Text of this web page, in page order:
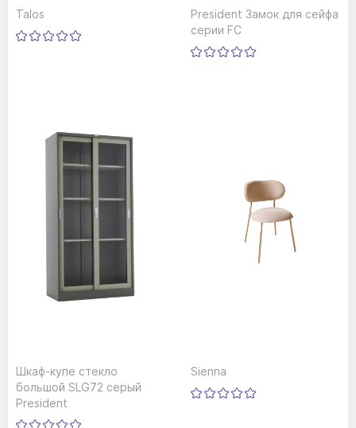
Talos
President Замок для сейфа
серии FC
Шкаф-купе стекло
большой SLG72 серый
President
Sienna